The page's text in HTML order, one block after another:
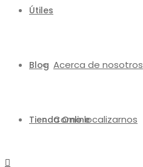
Útiles
Acerca de nosotros
Como localizarnos
Blog
Tienda Online